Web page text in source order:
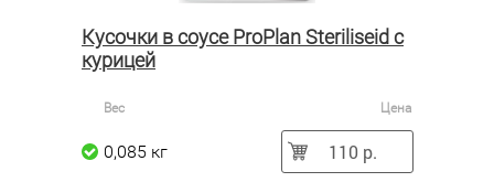
Кусочки в соусе ProPlan Steriliseid с
курицей
Вес Цена
0,085 кг 110 р.